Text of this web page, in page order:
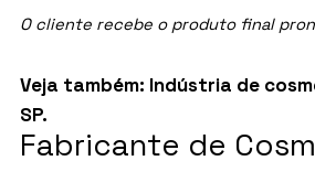
O cliente recebe o produto final
Veja também: Indústria de
SP.
Fabricante de